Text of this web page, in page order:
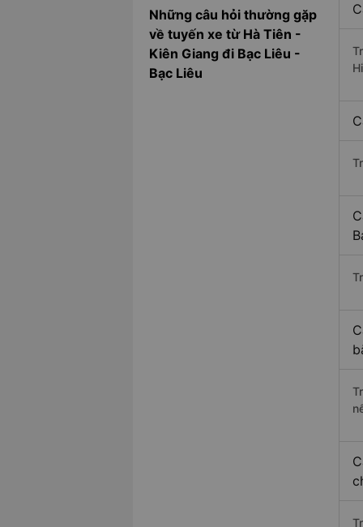
Những câu hỏi thường gặp
về tuyến xe từ Hà Tiên -
Kiên Giang đi Bạc Liêu -
Bạc Liêu